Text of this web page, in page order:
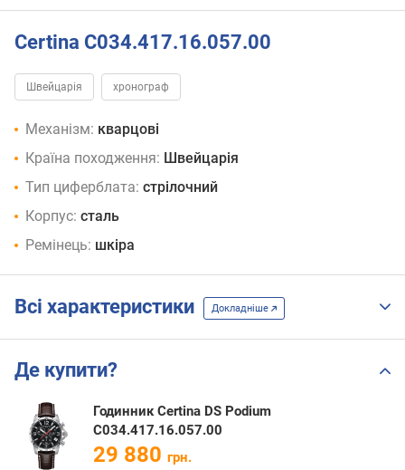
Certina C034.417.16.057.00
Швейцарія хронограф
Механізм: кварцові
Країна походження: Швейцарія
Тип циферблата: стрілочний
Корпус: сталь
Ремінець: шкіра
Всі характеристики Докладніше
Де купити?
Годинник Certina DS Podium
C034.417.16.057.00
29 880 грн.